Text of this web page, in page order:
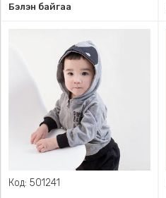
Бэлэн байгаа
Код: 501241